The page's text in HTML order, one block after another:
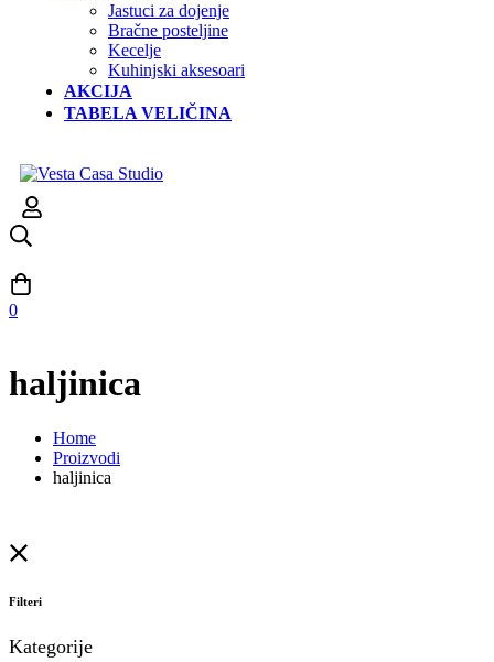
Jastuci za dojenje
Bračne posteljine
Kecelje
Kuhinjski aksesoari
AKCIJA
TABELA VELIČINA
0
haljinica
Home
Proizvodi
haljinica
Filteri
Kategorije